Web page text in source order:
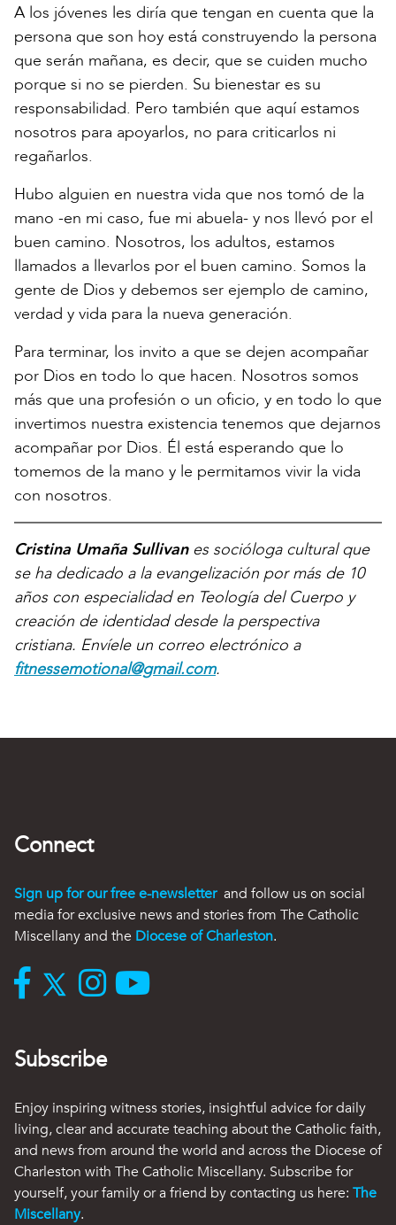
A los jóvenes les diría que tengan en cuenta que la
persona que son hoy está construyendo la persona
que serán mañana, es decir, que se cuiden mucho
porque si no se pierden. Su bienestar es su
responsabilidad. Pero también que aquí estamos
nosotros para apoyarlos, no para criticarlos ni
regañarlos.
Hubo alguien en nuestra vida que nos tomó de la
mano -en mi caso, fue mi abuela- y nos llevó por el
buen camino. Nosotros, los adultos, estamos
llamados a llevarlos por el buen camino. Somos la
gente de Dios y debemos ser ejemplo de camino,
verdad y vida para la nueva generación.
Para terminar, los invito a que se dejen acompañar
por Dios en todo lo que hacen. Nosotros somos
más que una profesión o un oficio, y en todo lo que
invertimos nuestra existencia tenemos que dejarnos
acompañar por Dios. Él está esperando que lo
tomemos de la mano y le permitamos vivir la vida
con nosotros.
Cristina Umaña Sullivanes socióloga cultural que
se ha dedicado a la evangelización por más de 10
años con especialidad en Teología del Cuerpo y
creación de identidad desde la perspectiva
cristiana. Envíele un correo electrónico a
fitnessemotional@gmail.com.
Connect
Sign up for our free e-newsletter and follow us on social
media for exclusive news and stories from The Catholic
Miscellany and the Diocese of Charleston.
Subscribe
Enjoy inspiring witness stories, insightful advice for daily
living, clear and accurate teaching about the Catholic faith,
and news from around the world and across the Diocese of
Charleston with The Catholic Miscellany. Subscribe for
yourself, your family or a friend by contacting us here: The
Miscellany.